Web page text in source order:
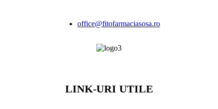
office@fitofarmaciasosa.ro
LINK-URI UTILE